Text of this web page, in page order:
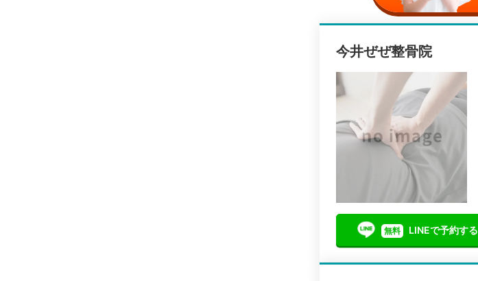
今井ぜぜ整骨院
無料 LINEで予約する